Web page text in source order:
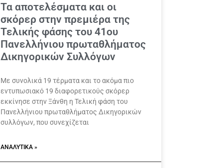
Τα αποτελέσματα και οι
σκόρερ στην πρεμιέρα της
Τελικής φάσης του 41ου
Πανελλήνιου πρωταθλήματος
Δικηγορικών Συλλόγων
Με συνολικά 19 τέρματα και το ακόμα πιο
εντυπωσιακό 19 διαφορετικούς σκόρερ
εκκίνησε στην Ξάνθη η Τελική φάση του
Πανελλήνιου πρωταθλήματος Δικηγορικών
συλλόγων, που συνεχίζεται
ΑΝΑΛΥΤΙΚΆ »